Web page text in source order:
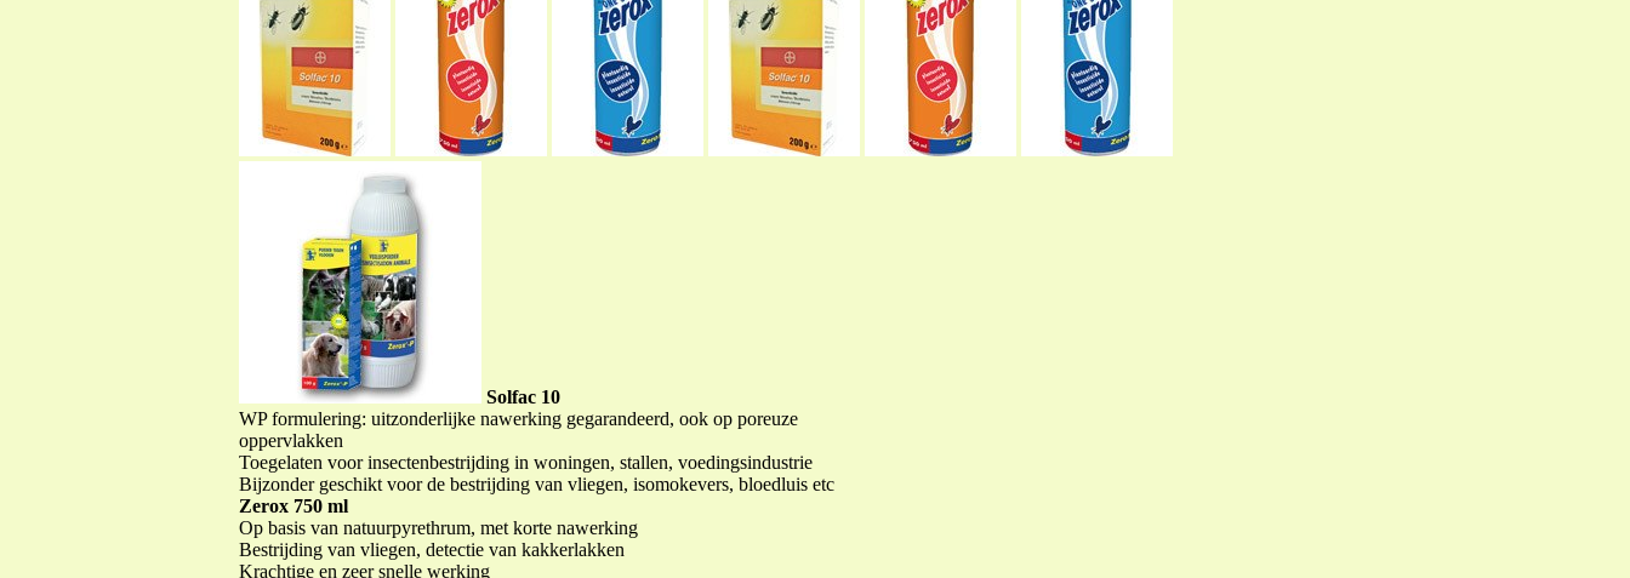
Solfac 10
WP formulering: uitzonderlijke nawerking gegarandeerd, ook op poreuze
oppervlakken
Toegelaten voor insectenbestrijding in woningen, stallen, voedingsindustrie
Bijzonder geschikt voor de bestrijding van vliegen, isomokevers, bloedluis etc
Zerox 750 ml
Op basis van natuurpyrethrum, met korte nawerking
Bestrijding van vliegen, detectie van kakkerlakken
Krachtige en zeer snelle werking